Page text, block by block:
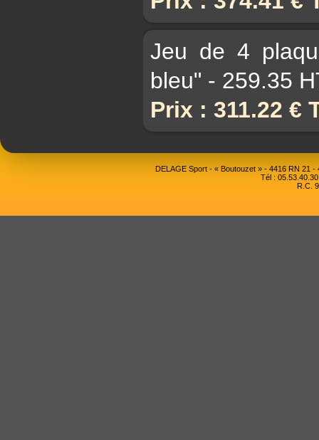
Jeu de 4
bleu" - 259.35
Prix : 311.22 €
DELAGE Sport - « Boutouzet » - 4416 RN 21
Tél :
R.C.